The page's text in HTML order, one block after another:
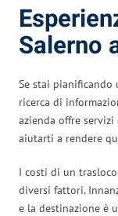
Salerno
Se stai pianificando
ricerca di
azienda offre
aiutarti a rendere
I costi di un
diversi fattori.
e la destinazione è